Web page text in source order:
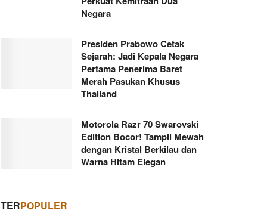
Negara
Presiden Prabowo Cetak
Sejarah: Jadi Kepala Negara
Pertama Penerima Baret
Merah Pasukan Khusus
Thailand
Motorola Razr 70 Swarovski
Edition Bocor! Tampil Mewah
dengan Kristal Berkilau dan
Warna Hitam Elegan
TERPOPULER